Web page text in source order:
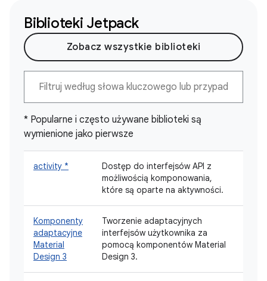
Biblioteki Jetpack
Zobacz wszystkie biblioteki
* Popularne i często używane biblioteki są
wymienione jako pierwsze
activity *
Dostęp do interfejsów API z
możliwością komponowania,
które są oparte na aktywności.
Komponenty
adaptacyjne
Material
Design 3
Tworzenie adaptacyjnych
interfejsów użytkownika za
pomocą komponentów Material
Design 3.